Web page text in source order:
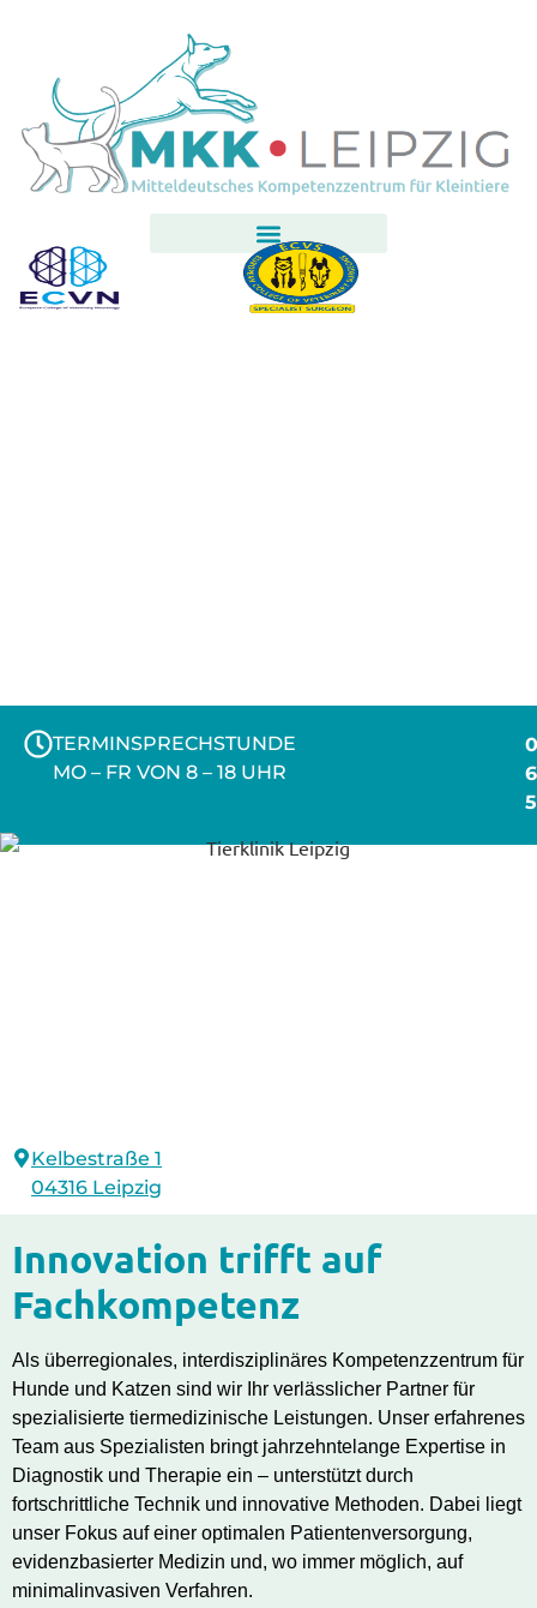
TERMINSPRECHSTUNDE
MO – FR VON 8 – 18 UHR
Kelbestraße 1
04316 Leipzig
Innovation trifft auf
Fachkompetenz
Als überregionales, interdisziplinäres Kompetenzzentrum für
Hunde und Katzen sind wir Ihr verlässlicher Partner für
spezialisierte tiermedizinische Leistungen. Unser erfahrenes
Team aus Spezialisten bringt jahrzehntelange Expertise in
Diagnostik und Therapie ein – unterstützt durch
fortschrittliche Technik und innovative Methoden. Dabei liegt
unser Fokus auf einer optimalen Patientenversorgung,
evidenzbasierter Medizin und, wo immer möglich, auf
minimalinvasiven Verfahren.